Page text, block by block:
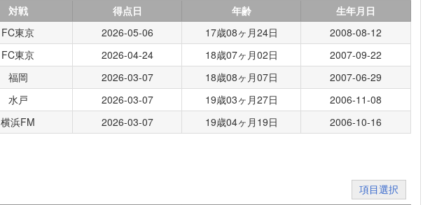
対戦 得点日 年齢
生年月日
FC東京 2026-05-06 17歳08ヶ月24日
2008-08-12
FC東京 2026-04-24 18歳07ヶ月02日
2007-09-22
福岡 2026-03-07 18歳08ヶ月07日
2007-06-29
水戸 2026-03-07 19歳03ヶ月27日
2006-11-08
横浜FM 2026-03-07 19歳04ヶ月19日 2006-10-16
項目選択